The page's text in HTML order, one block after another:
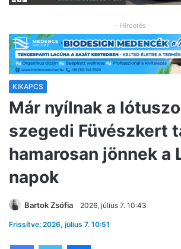
- Hirdetés -
KIKAPCS
Már nyílnak a
szegedi Füvészkert
hamarosan jönnek a
napok
Bartok Zsófia 2026, július 7. 10:43
Frissítve: 2026, július 7. 10:51